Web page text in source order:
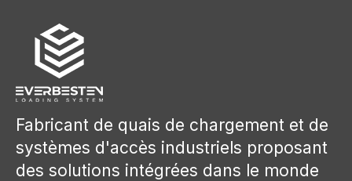
Fabricant de quais de chargement et de
systèmes d'accès industriels proposant
des solutions intégrées dans le monde